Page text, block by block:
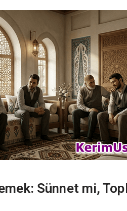
Sünnet mi,